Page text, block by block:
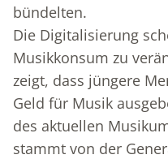
bündelten.
Die Digitalisierung
Musikkonsum zu
zeigt, dass jüngere
Geld für Musik
des aktuellen
stammt von der